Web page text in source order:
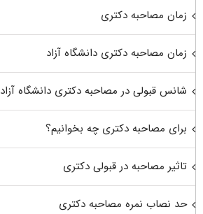
زمان مصاحبه دکتری
زمان مصاحبه دکتری دانشگاه آزاد
شانس قبولی در مصاحبه دکتری دانشگاه آزاد
برای مصاحبه دکتری چه بخوانیم؟
تاثیر مصاحبه در قبولی دکتری
حد نصاب نمره مصاحبه دکتری